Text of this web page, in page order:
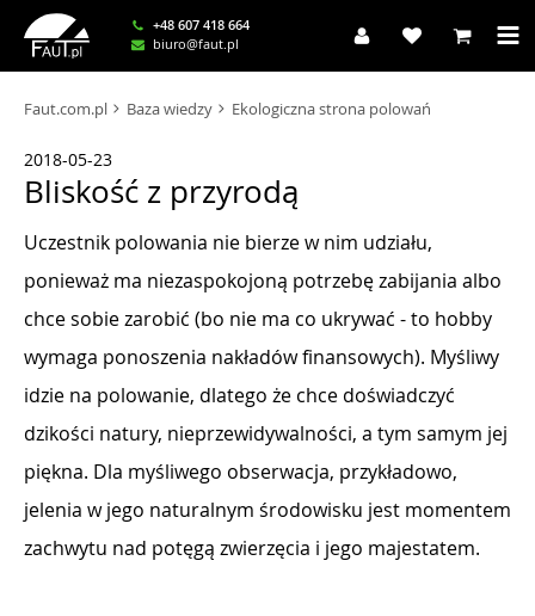
+48 607 418 664
biuro@faut.pl
Faut.com.pl Baza wiedzy Ekologiczna strona polowań
2018-05-23
Bliskość z przyrodą
Uczestnik polowania nie bierze w nim udziału,
ponieważ ma niezaspokojoną potrzebę zabijania albo
chce sobie zarobić (bo nie ma co ukrywać - to hobby
wymaga ponoszenia nakładów finansowych). Myśliwy
idzie na polowanie, dlatego że chce doświadczyć
dzikości natury, nieprzewidywalności, a tym samym jej
piękna. Dla myśliwego obserwacja, przykładowo,
jelenia w jego naturalnym środowisku jest momentem
zachwytu nad potęgą zwierzęcia i jego majestatem.